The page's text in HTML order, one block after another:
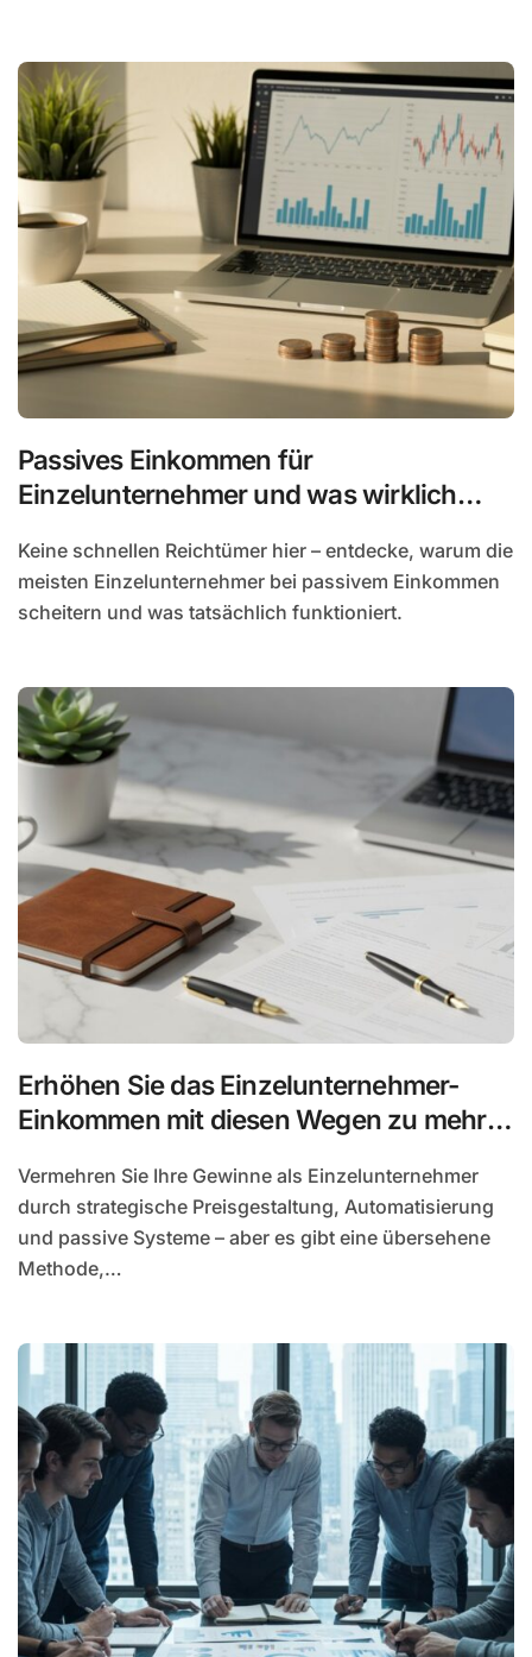
Passives Einkommen für
Einzelunternehmer und was wirklich
Keine schnellen Reichtümer hier – entdecke, warum die
meisten Einzelunternehmer bei passivem Einkommen
scheitern und was tatsächlich funktioniert.
Erhöhen Sie das Einzelunternehmer-
Einkommen mit diesen Wegen zu mehr
Vermehren Sie Ihre Gewinne als Einzelunternehmer
durch strategische Preisgestaltung, Automatisierung
und passive Systeme – aber es gibt eine übersehene
Methode,…